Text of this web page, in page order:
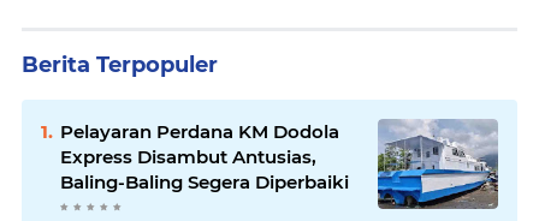
Berita Terpopuler
Pelayaran Perdana KM Dodola
Express Disambut Antusias,
Baling-Baling Segera Diperbaiki